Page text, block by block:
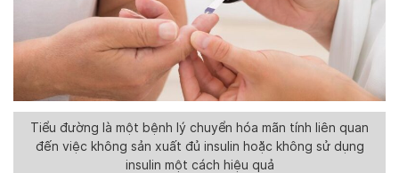
Tiểu đường là một bệnh lý chuyển hóa mãn tính liên quan
đến việc không sản xuất đủ insulin hoặc không sử dụng
insulin một cách hiệu quả